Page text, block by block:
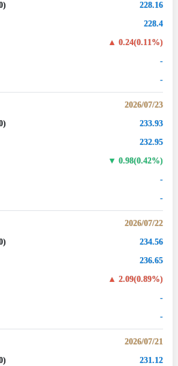
228.16
228.4
0.24(0.11%)
-
-
2026/07/23
233.93
232.95
0.98(0.42%)
-
-
2026/07/22
234.56
236.65
2.09(0.89%)
-
-
2026/07/21
231.12